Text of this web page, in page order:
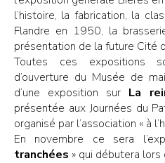
l’histoire, la fabrication, la
Flandre en 1950, la
présentation de la future Cité
Toutes ces expositions
d’ouverture du Musée de
d’une exposition sur La
présentée aux Journées du
organisé par l’association « à
En novembre ce sera
tranchées » qui débutera